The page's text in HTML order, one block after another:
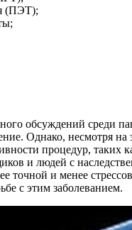
(ПЭТ);
обсуждений среди
Однако, несмотря
процедур, таких
и людей с
точной и менее
с этим заболеванием.